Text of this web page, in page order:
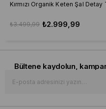
Kırmızı Organik Keten Şal
₺2.999,99
₺3.499,99
Bültene kaydolun,